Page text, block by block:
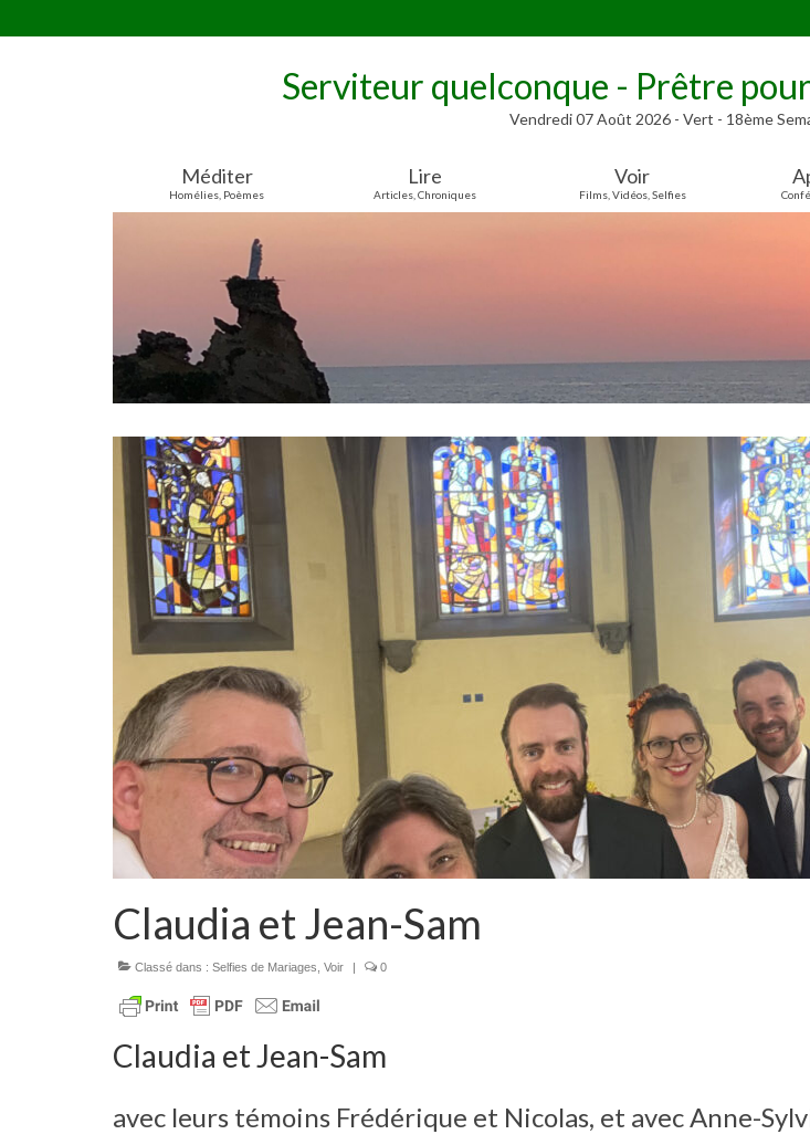
Serviteur quelconque - Prêtre
Vendredi 07 Août 2026 - Vert - 18ème
Méditer
Homélies, Poèmes
Lire
Articles, Chroniques
Voir
Films, Vidéos, Selfies
Claudia et Jean-Sam
Classé dans : Selfies de Mariages Voir | 0
Claudia et Jean-Sam
avec leurs témoins Frédérique et Nicolas, et avec Anne-